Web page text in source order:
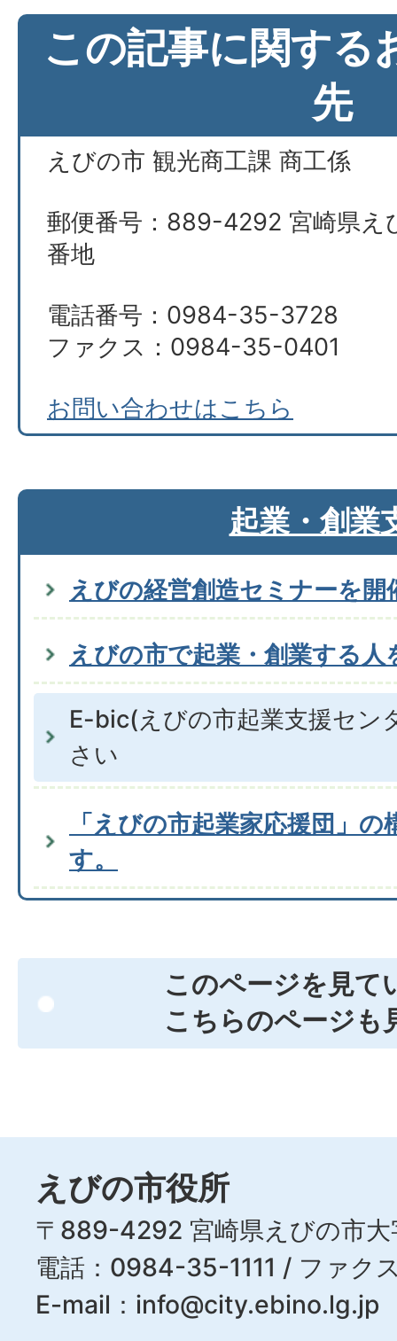
この記事に関する
先
えびの市 観光商工課 商工係
郵便番号：889-4292 宮崎県え
番地
電話番号：0984-35-3728
ファクス：0984-35-0401
お問い合わせはこちら
起業・創業
えびの経営創造セミナーを開
えびの市で起業・創業する人
E-bic(えびの市起業支援セン
さい
「えびの市起業家応援団」
す。
このページを見て
こちらのページも
えびの市役所
〒889-4292 宮崎県えびの市大
電話：0984-35-1111 / ファ
E-mail： info@city.ebino.lg.jp